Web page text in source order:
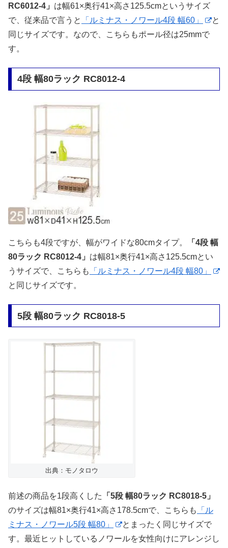
RC6012-4」 は幅61×奥行41×高さ125.5cmというサイズ
で、従来品で言うと
「ルミナス・ノワール4段 幅60」
と
同じサイズです。なので、こちらもポール径は25mmで
す。
4段 幅80ラック RC8012-4
こちらも4段ですが、幅がワイドな80cmタイプ。
「4段 幅
80ラック RC8012-4」 は幅81×奥行41×高さ125.5cmとい
うサイズで、こちらも
「ルミナス・ノワール4段 幅80」
と同じサイズです。
5段 幅80ラック RC8018-5
出典：モノタロウ
前述の商品を1段高くした
「5段 幅80ラック RC8018-5」
のサイズは幅81×奥行41×高さ178.5cmで、こちらも
「ル
ミナス・ノワール5段 幅80」
とまったく同じサイズで
す。最近ヒットしているノワールを女性向けにアレンジし